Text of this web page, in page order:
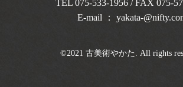
TEL 075-533-1956/ FAX 075-
E-mail ： yakata-
©2021 古美術やかた. All rights